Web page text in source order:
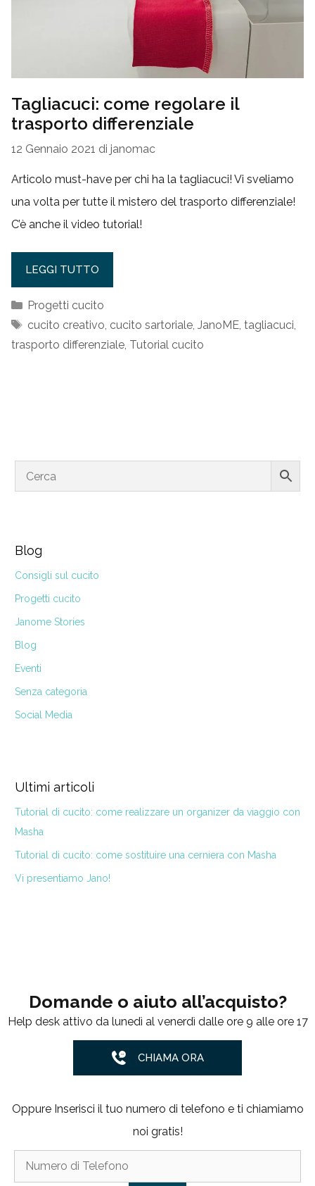
Tagliacuci: come regolare il
trasporto differenziale
12 Gennaio 2021 di janomac
Articolo must-have per chi ha la tagliacuci! Vi sveliamo
una volta per tutte il mistero del trasporto differenziale!
C’è anche il video tutorial!
LEGGI TUTTO
Categorie
Progetti cucito
Tag
cucito creativo, cucito sartoriale, JanoME, tagliacuci,
trasporto differenziale, Tutorial cucito
Blog
Consigli sul cucito
Progetti cucito
Janome Stories
Blog
Eventi
Senza categoria
Social Media
Ultimi articoli
Tutorial di cucito: come realizzare un organizer da viaggio con
Masha
Tutorial di cucito: come sostituire una cerniera con Masha
Vi presentiamo Jano!
Domande o aiuto all’acquisto?
Help desk attivo da lunedì al venerdì dalle ore 9 alle ore 17
CHIAMA ORA
Oppure Inserisci il tuo numero di telefono e ti chiamiamo
noi gratis!